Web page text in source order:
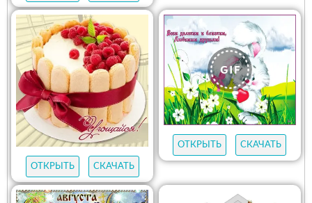
ОТКРЫТЬ СКАЧАТЬ
ОТКРЫТЬ СКАЧАТЬ